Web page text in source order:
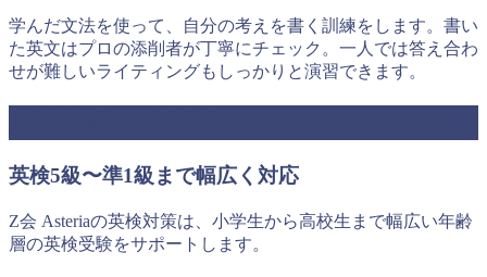
学んだ文法を使って、自分の考えを書く訓練をします。書い
た英文はプロの添削者が丁寧にチェック。一人では答え合わ
せが難しいライティングもしっかりと演習できます。
英検5級〜準1級まで幅広く対応
Z会 Asteriaの英検対策は、小学生から高校生まで幅広い年齢
層の英検受験をサポートします。